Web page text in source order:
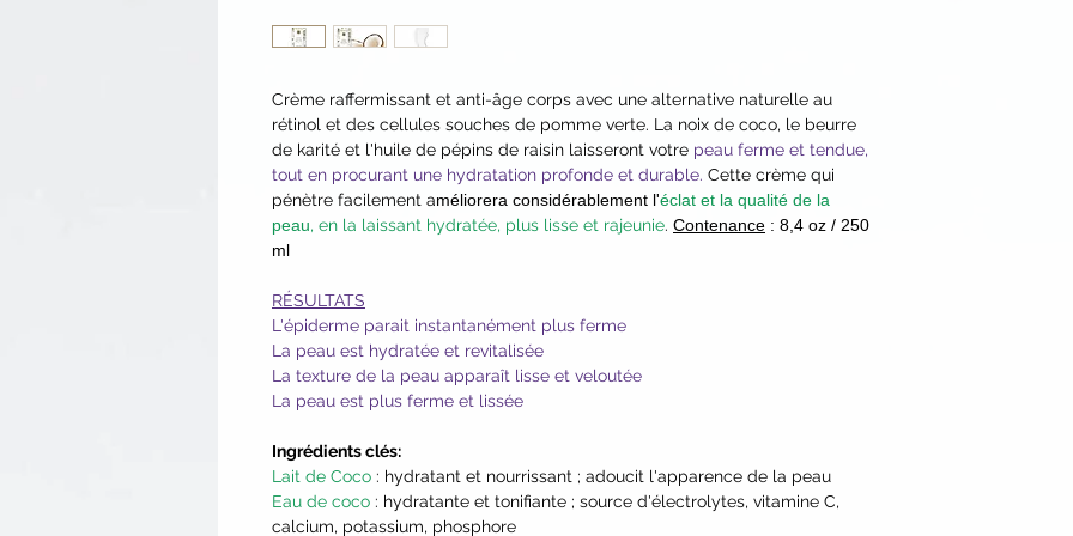
Crème raffermissant et anti-âge corps avec une alternative naturelle au
rétinol et des cellules souches de pomme verte. La noix de coco, le beurre
de karité et l'huile de pépins de raisin laisseront votre peau ferme et tendue,
tout en procurant une hydratation profonde et durable. Cette crème qui
pénètre facilement améliorera considérablement l'éclat et la qualité de la
peau, en la laissant hydratée, plus lisse et rajeunie. Contenance : 8,4 oz / 250
ml
RÉSULTATS
L'épiderme parait instantanément plus ferme
La peau est hydratée et revitalisée
La texture de la peau apparaît lisse et veloutée
La peau est plus ferme et lissée
Ingrédients clés:
Lait de Coco : hydratant et nourrissant ; adoucit l'apparence de la peau
Eau de coco : hydratante et tonifiante ; source d'électrolytes, vitamine C,
calcium, potassium, phosphore